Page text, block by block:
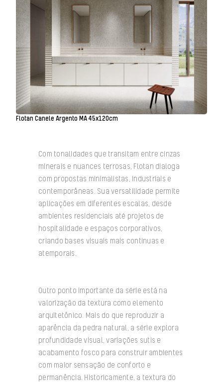
Flotan Canele Argento MA 45x120cm
Com tonalidades que transitam entre cinzas
minerais e nuances terrosas, Flotan dialoga
com propostas minimalistas, industriais e
contemporâneas. Sua versatilidade permite
aplicações em diferentes escalas, desde
ambientes residenciais até projetos de
hospitalidade e espaços corporativos,
criando bases visuais mais contínuas e
atemporais.
Outro ponto importante da série está na
valorização da textura como elemento
arquitetônico. Mais do que reproduzir a
aparência da pedra natural, a série explora
profundidade visual, variações sutis e
acabamento fosco para construir ambientes
com maior sensação de conforto e
permanência. Historicamente, a textura do